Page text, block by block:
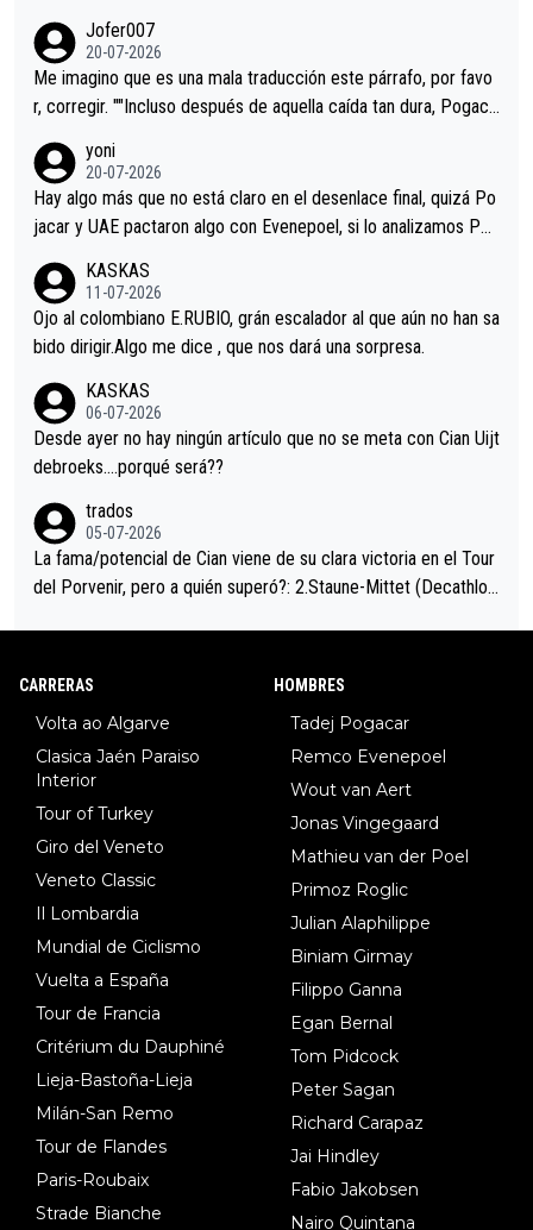
Minguez, Velez etc etc.Me da pena vivir estos momentos tan
tristes sin victorias.
Jofer007
20-07-2026
Me imagino que es una mala traducción este párrafo, por favo
r, corregir. ""Incluso después de aquella caída tan dura, Pogaca
permaneció pegado a su rueda. Parecía increíble la forma en l
a que era capaz de controlar el miedo", recordó."
yoni
20-07-2026
Hay algo más que no está claro en el desenlace final, quizá Po
jacar y UAE pactaron algo con Evenepoel, si lo analizamos Poj
i sin pedalear, luego está el saludo con Evenepoel dándose la
mano de una manera muy fraternal, más allá de los típicos toqu
es en el hombro con que saludaba a Vingegard. Ahí hubo una in
eta, a ver si por querer poner a Del Toro con calzador en posi
ción de podio UAE y Pojacar se van complicar el tour.
KASKAS
11-07-2026
Ojo al colombiano E.RUBIO, grán escalador al que aún no han sa
bido dirigir.Algo me dice , que nos dará una sorpresa.
KASKAS
06-07-2026
Desde ayer no hay ningún artículo que no se meta con Cian Uijt
debroeks….porqué será??
trados
05-07-2026
La fama/potencial de Cian viene de su clara victoria en el Tour
del Porvenir, pero a quién superó?: 2.Staune-Mittet (Decathlon,
CARRERAS
Volta ao Algarve
Clasica Jaén Paraiso
Interior
Tour of Turkey
Giro del Veneto
Veneto Classic
Il Lombardia
Mundial de Ciclismo
Vuelta a España
Tour de Francia
Critérium du Dauphiné
Lieja-Bastoña-Lieja
Milán-San Remo
Tour de Flandes
Paris-Roubaix
Strade Bianche
HOMBRES
Tadej Pogacar
Remco Evenepoel
Wout van Aert
Jonas Vingegaard
Mathieu van der Poel
Primoz Roglic
Julian Alaphilippe
Biniam Girmay
Filippo Ganna
Egan Bernal
Tom Pidcock
Peter Sagan
Richard Carapaz
Jai Hindley
Fabio Jakobsen
Nairo Quintana